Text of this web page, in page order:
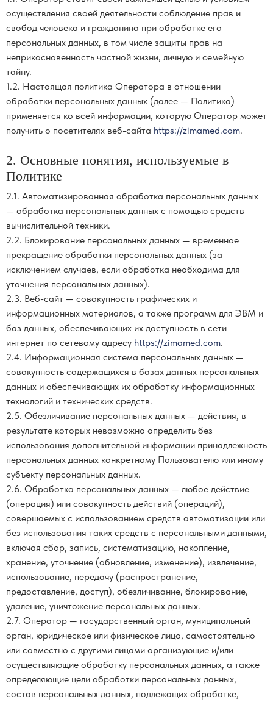
осуществления своей деятельности соблюдение прав и
свобод человека и гражданина при обработке его
персональных данных, в том числе защиты прав на
неприкосновенность частной жизни, личную и семейную
тайну.
1.2. Настоящая политика Оператора в отношении
обработки персональных данных (далее — Политика)
применяется ко всей информации, которую Оператор может
получить о посетителях веб-сайта https://zimamed.com.
2. Основные понятия, используемые в
Политике
2.1. Автоматизированная обработка персональных данных
— обработка персональных данных с помощью средств
вычислительной техники.
2.2. Блокирование персональных данных — временное
прекращение обработки персональных данных (за
исключением случаев, если обработка необходима для
уточнения персональных данных).
2.3. Веб-сайт — совокупность графических и
информационных материалов, а также программ для ЭВМ и
баз данных, обеспечивающих их доступность в сети
интернет по сетевому адресу https://zimamed.com.
2.4. Информационная система персональных данных —
совокупность содержащихся в базах данных персональных
данных и обеспечивающих их обработку информационных
технологий и технических средств.
2.5. Обезличивание персональных данных — действия, в
результате которых невозможно определить без
использования дополнительной информации принадлежность
персональных данных конкретному Пользователю или иному
субъекту персональных данных.
2.6. Обработка персональных данных — любое действие
(операция) или совокупность действий (операций),
совершаемых с использованием средств автоматизации или
без использования таких средств с персональными данными,
включая сбор, запись, систематизацию, накопление,
хранение, уточнение (обновление, изменение), извлечение,
использование, передачу (распространение,
предоставление, доступ), обезличивание, блокирование,
удаление, уничтожение персональных данных.
2.7. Оператор — государственный орган, муниципальный
орган, юридическое или физическое лицо, самостоятельно
или совместно с другими лицами организующие и/или
осуществляющие обработку персональных данных, а также
определяющие цели обработки персональных данных,
состав персональных данных, подлежащих обработке,